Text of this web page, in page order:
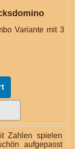
Variante mit 3